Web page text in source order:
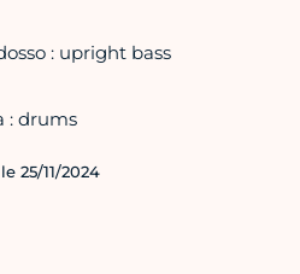
: upright bass
: drums
25/11/2024